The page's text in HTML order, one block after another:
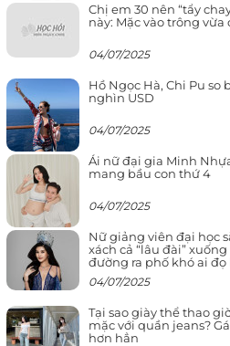
Chị em 30 nên “tẩy
này: Mặc vào trông
04/07/2025
Hồ Ngọc Hà, Chi Pu so
nghìn USD
04/07/2025
Ái nữ đại gia Minh
mang bầu con thứ 4
04/07/2025
Nữ giảng viên đại học
xách cả “lâu đài”
đường ra phố khó ai đọ
04/07/2025
Tại sao giày thể thao
mặc với quần jeans?
hơn hẳn